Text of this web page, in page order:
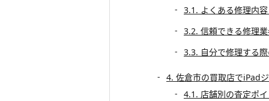
3.1. よくある修理内
3.2. 信頼できる修理
3.3. 自分で修理する
4. 佐倉市の買取店でiPad
4.1. 店舗別の査定ポ